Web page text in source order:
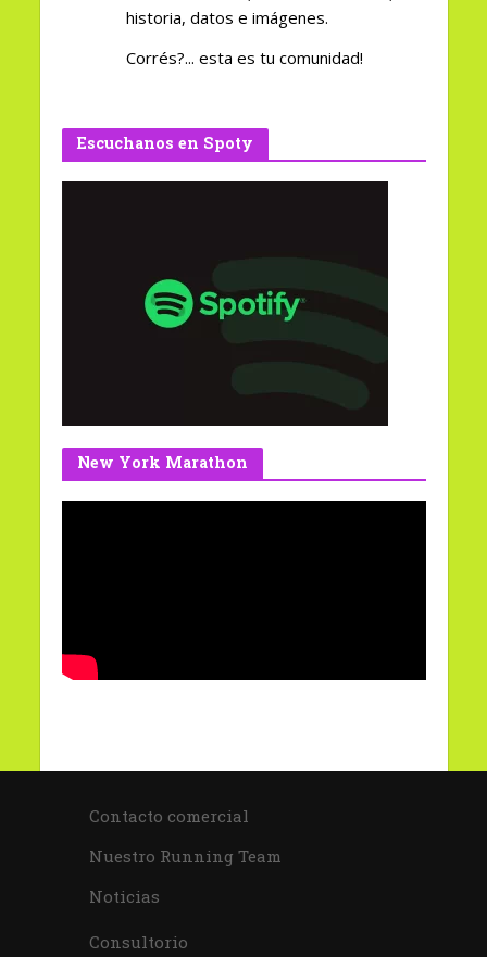
historia, datos e imágenes.
Corrés?... esta es tu comunidad!
Escuchanos en Spoty
New York Marathon
Contacto comercial
Nuestro Running Team
Noticias
Consultorio